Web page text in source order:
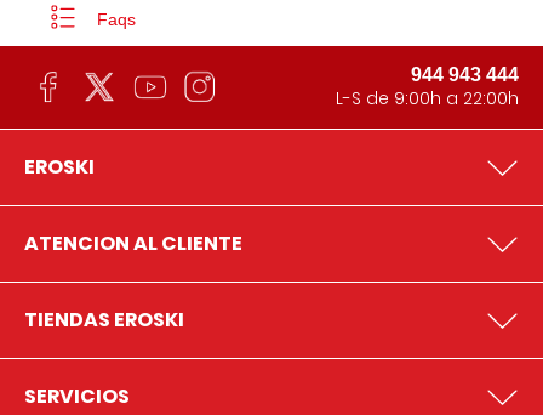
Faqs
944 943 444
L-S de 9:00h a 22:00h
EROSKI
ATENCION AL CLIENTE
TIENDAS EROSKI
SERVICIOS